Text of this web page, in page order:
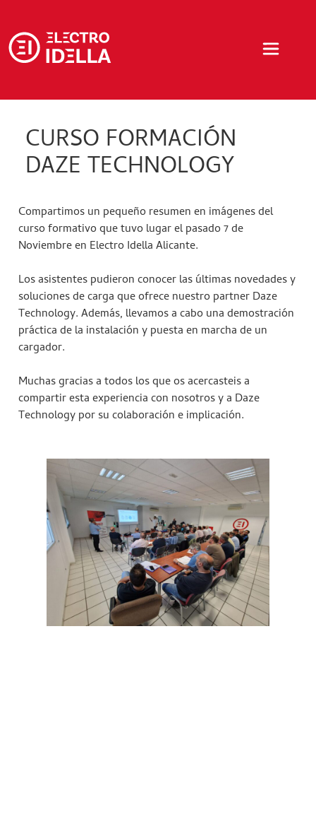
CURSO FORMACIÓN
DAZE TECHNOLOGY
Compartimos un pequeño resumen en imágenes del
curso formativo que tuvo lugar el pasado 7 de
Noviembre en Electro Idella Alicante.
Los asistentes pudieron conocer las últimas novedades y
soluciones de carga que ofrece nuestro partner Daze
Technology. Además, llevamos a cabo una demostración
práctica de la instalación y puesta en marcha de un
cargador.
Muchas gracias a todos los que os acercasteis a
compartir esta experiencia con nosotros y a Daze
Technology por su colaboración e implicación.